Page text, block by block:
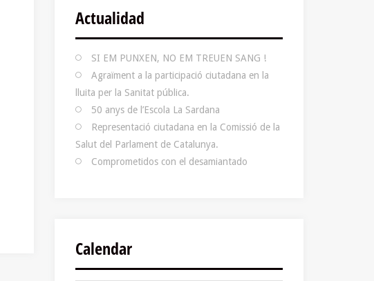
Actualidad
SI EM PUNXEN, NO EM TREUEN SANG !
Agraïment a la participació ciutadana en la
lluita per la Sanitat pública.
50 anys de l’Escola La Sardana
Representació ciutadana en la Comissió de la
Salut del Parlament de Catalunya.
Comprometidos con el desamiantado
Calendar